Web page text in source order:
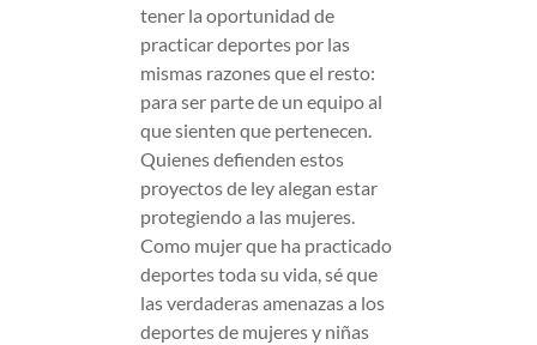
tener la oportunidad de
practicar deportes por las
mismas razones que el resto:
para ser parte de un equipo al
que sienten que pertenecen.
Quienes defienden estos
proyectos de ley alegan estar
protegiendo a las mujeres.
Como mujer que ha practicado
deportes toda su vida, sé que
las verdaderas amenazas a los
deportes de mujeres y niñas